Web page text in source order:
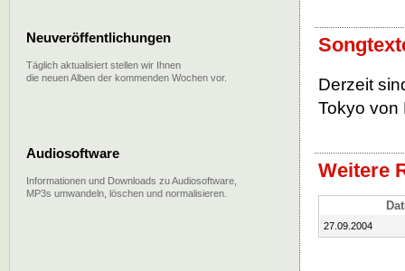
Derzeit
Tokyo von
Weitere
27.09.2004
Neuveröffentlichungen
Täglich aktualisiert stellen wir Ihnen
die neuen Alben der kommenden Wochen vor.
Audiosoftware
Informationen und Downloads zu Audiosoftware,
MP3s umwandeln, löschen und normalisieren.